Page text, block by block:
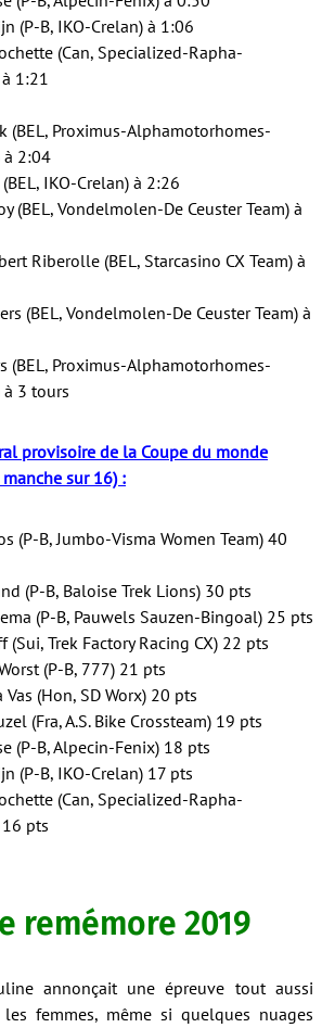
(P-B, IKO-Crelan) à 1:06
(Can, Specialized-Rapha-
1:21
(BEL, Proximus-Alphamotorhomes-
à 2:04
IKO-Crelan) à 2:26
(BEL, Vondelmolen-De Ceuster Team) à
Riberolle (BEL, Starcasino CX Team) à
(BEL, Vondelmolen-De Ceuster Team) à
(BEL, Proximus-Alphamotorhomes-
à 3 tours
provisoire de la Coupe du monde
sur 16) :
(P-B, Jumbo-Visma Women Team) 40
(P-B, Baloise Trek Lions) 30 pts
(P-B, Pauwels Sauzen-Bingoal) 25 pts
(Sui, Trek Factory Racing CX) 22 pts
(P-B, 777) 21 pts
(Hon, SD Worx) 20 pts
(Fra, A.S. Bike Crossteam) 19 pts
(P-B, Alpecin-Fenix) 18 pts
(P-B, IKO-Crelan) 17 pts
(Can, Specialized-Rapha-
pts
remémore 2019
annonçait une épreuve tout aussi
femmes, même si quelques nuages